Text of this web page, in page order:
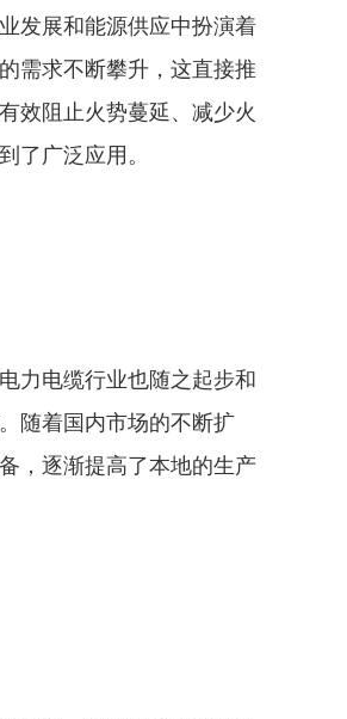
发展和能源供应中扮演着
需求不断攀升，这直接推
效阻止火势蔓延、减少火
了广泛应用。
力电缆行业也随之起步和
随着国内市场的不断扩
，逐渐提高了本地的生产